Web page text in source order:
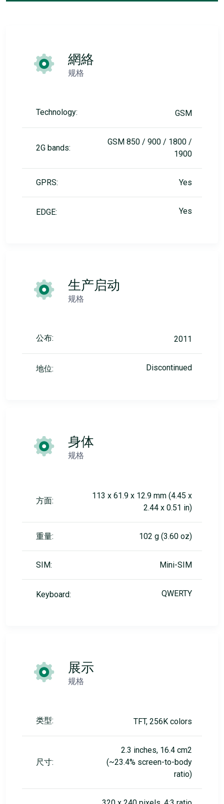
網絡
规格
Technology: GSM
2G bands:
GSM 850 / 900 / 1800 /
1900
GPRS: Yes
EDGE: Yes
生产启动
规格
公布: 2011
地位: Discontinued
身体
规格
方面:
113 x 61.9 x 12.9 mm (4.45 x
2.44 x 0.51 in)
重量: 102 g (3.60 oz)
SIM: Mini-SIM
Keyboard: QWERTY
展示
规格
类型: TFT, 256K colors
尺寸:
2.3 inches, 16.4 cm2
(~23.4% screen-to-body
ratio)